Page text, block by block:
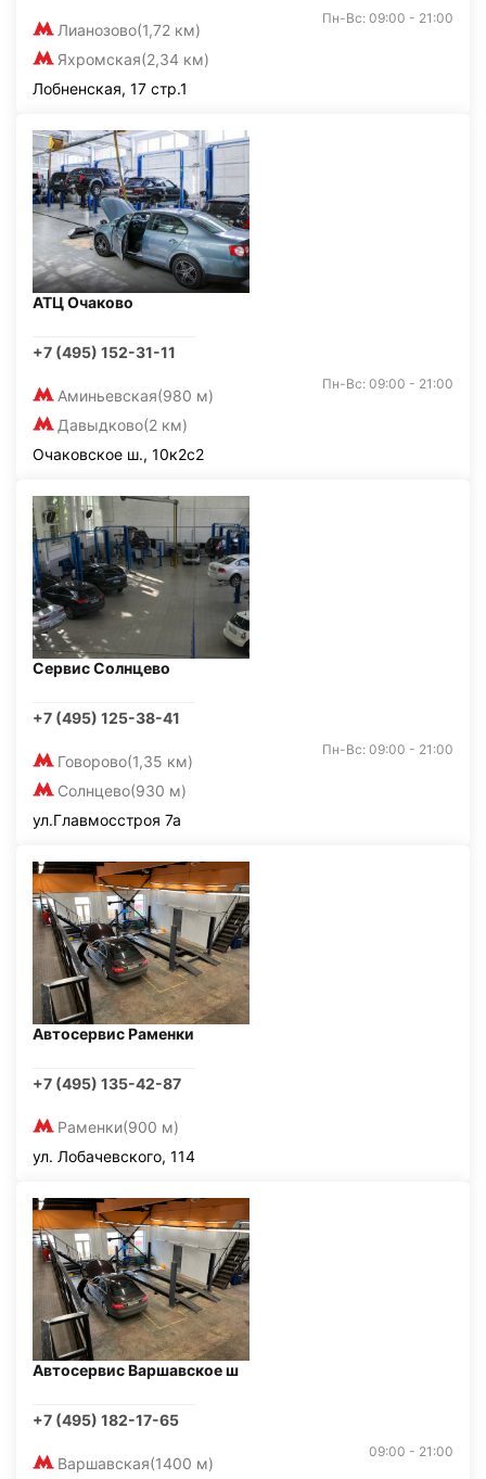
Лианозово(1,72 км)
Яхромская(2,34 км)
Пн-Вс: 09:00 - 21:00
Лобненская, 17 стр.1
АТЦ Очаково
+7 (495) 152-31-11
Аминьевская(980 м)
Давыдково(2 км)
Пн-Вс: 09:00 - 21:00
Очаковское ш., 10к2с2
Сервис Солнцево
+7 (495) 125-38-41
Говорово(1,35 км)
Солнцево(930 м)
Пн-Вс: 09:00 - 21:00
ул.Главмосстроя 7а
Автосервис Раменки
+7 (495) 135-42-87
Раменки(900 м)
ул. Лобачевского, 114
Автосервис Варшавское ш
+7 (495) 182-17-65
Варшавская(1400 м)
09:00 - 21:00